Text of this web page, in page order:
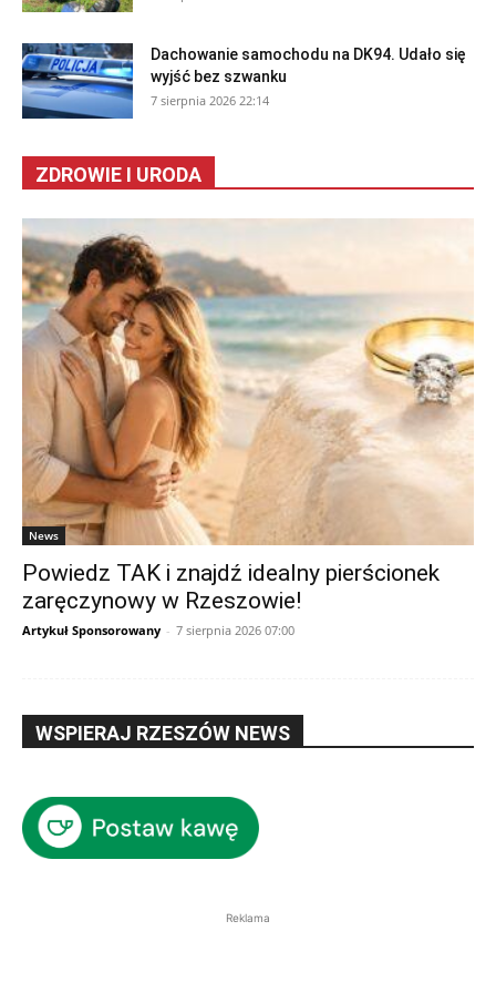
Dachowanie samochodu na DK94. Udało się
wyjść bez szwanku
7 sierpnia 2026 22:14
ZDROWIE I URODA
News
Powiedz TAK i znajdź idealny pierścionek
zaręczynowy w Rzeszowie!
Artykuł Sponsorowany - 7 sierpnia 2026 07:00
WSPIERAJ RZESZÓW NEWS
Reklama